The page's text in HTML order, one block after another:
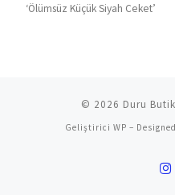
‘Ölümsüz Küçük Siyah Ceket’
© 2026 Duru Butik
Geliştirici WP –